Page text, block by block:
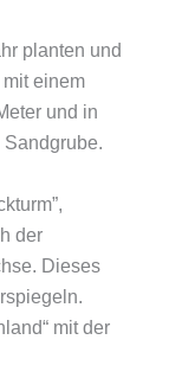
planten und
einem
und in
der
Dieses
mit der